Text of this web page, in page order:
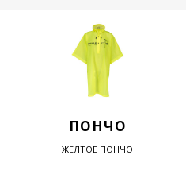
ПОНЧО
ЖЕЛТОЕ ПОНЧО